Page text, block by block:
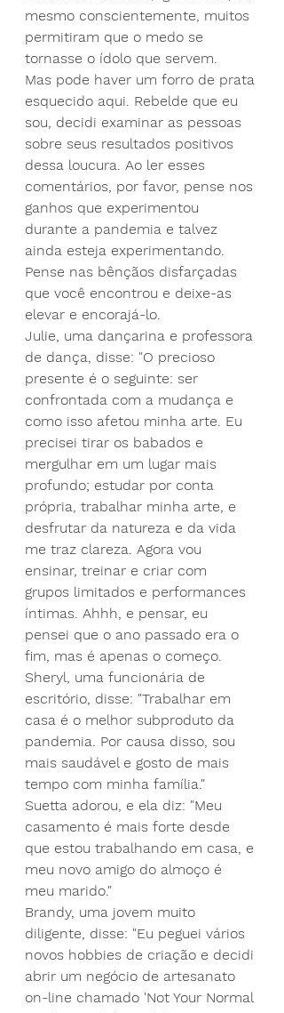
mesmo conscientemente, muitos
permitiram que o medo se
tornasse o ídolo que servem.
Mas pode haver um forro de prata
esquecido aqui. Rebelde que eu
sou, decidi examinar as pessoas
sobre seus resultados positivos
dessa loucura. Ao ler esses
comentários, por favor, pense nos
ganhos que experimentou
durante a pandemia e talvez
ainda esteja experimentando.
Pense nas bênçãos disfarçadas
que você encontrou e deixe-as
elevar e encorajá-lo.
Julie, uma dançarina e professora
de dança, disse: "O precioso
presente é o seguinte: ser
confrontada com a mudança e
como isso afetou minha arte. Eu
precisei tirar os babados e
mergulhar em um lugar mais
profundo; estudar por conta
própria, trabalhar minha arte, e
desfrutar da natureza e da vida
me traz clareza. Agora vou
ensinar, treinar e criar com
grupos limitados e performances
íntimas. Ahhh, e pensar, eu
pensei que o ano passado era o
fim, mas é apenas o começo.
Sheryl, uma funcionária de
escritório, disse: "Trabalhar em
casa é o melhor subproduto da
pandemia. Por causa disso, sou
mais saudável e gosto de mais
tempo com minha família."
Suetta adorou, e ela diz: "Meu
casamento é mais forte desde
que estou trabalhando em casa, e
meu novo amigo do almoço é
meu marido."
Brandy, uma jovem muito
diligente, disse: "Eu peguei vários
novos hobbies de criação e decidi
abrir um negócio de artesanato
on-line chamado 'Not Your Normal